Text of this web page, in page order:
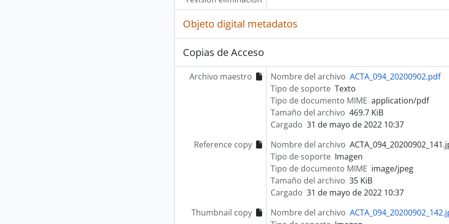
Objeto digital metadatos
Copias de Acceso
Archivo maestro Nombre del archivo ACTA_094_20200902.pdf
Tipo de soporte Texto
Tipo de documento MIME application/pdf
Tamaño del archivo 469.7 KiB
Cargado 31 de mayo de 2022 10:37
Reference copy
Nombre del archivo
Tipo de soporte Imagen
Tipo de documento MIME image/jpeg
Tamaño del archivo 35 KiB
Cargado 31 de mayo de 2022 10:37
Thumbnail copy
Nombre del archivo